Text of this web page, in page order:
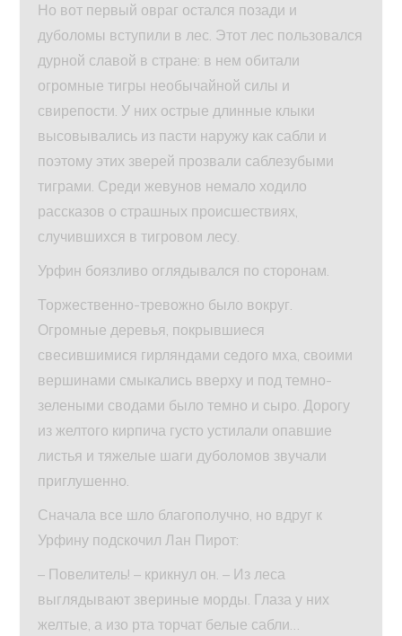
Но вот первый овраг остался позади и
дуболомы вступили в лес. Этот лес пользовался
дурной славой в стране: в нем обитали
огромные тигры необычайной силы и
свирепости. У них острые длинные клыки
высовывались из пасти наружу как сабли и
поэтому этих зверей прозвали саблезубыми
тиграми. Среди жевунов немало ходило
рассказов о страшных происшествиях,
случившихся в тигровом лесу.
Урфин боязливо оглядывался по сторонам.
Торжественно-тревожно было вокруг.
Огромные деревья, покрывшиеся
свесившимися гирляндами седого мха, своими
вершинами смыкались вверху и под темно-
зелеными сводами было темно и сыро. Дорогу
из желтого кирпича густо устилали опавшие
листья и тяжелые шаги дуболомов звучали
приглушенно.
Сначала все шло благополучно, но вдруг к
Урфину подскочил Лан Пирот:
– Повелитель! – крикнул он. – Из леса
выглядывают звериные морды. Глаза у них
желтые, а изо рта торчат белые сабли…